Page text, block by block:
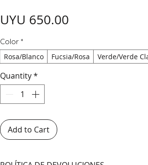
UYU 650.00
Color *
Rosa/Blanco
Fucsia/Rosa Verde/Verde
Quantity*
Add to Cart